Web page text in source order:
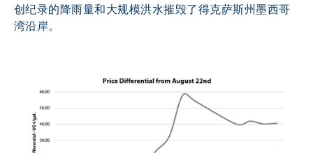
创纪录的降雨量和大规模洪水摧毁了得克萨斯州墨西哥
湾沿岸。